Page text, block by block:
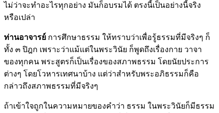
ไม่ว่าจะทำอะไรทุกอย่าง มันก็อบรมได้ ตรงนี้เป็นอย่างนี้จริง
หรือเปล่า
ท่านอาจารย์ การศึกษาธรรม ให้ทราบว่าเพื่อรู้ธรรมที่มีจริงๆ ก็
ทั้ง ๓ ปิฎก เพราะว่าแม้แต่ในพระวินัย ก็พูดถึงเรื่องกาย วาจา
ของทุกคน พระสูตรก็เป็นเรื่องของสภาพธรรม โดยนัยประการ
ต่างๆ โดยโวหารเทศนาบ้าง แต่ว่าสำหรับพระอภิธรรมก็คือ
กล่าวถึงสภาพธรรมที่มีจริงๆ
ถ้าเข้าใจถูกในความหมายของคำว่า ธรรม ในพระวินัยก็มีธรรม